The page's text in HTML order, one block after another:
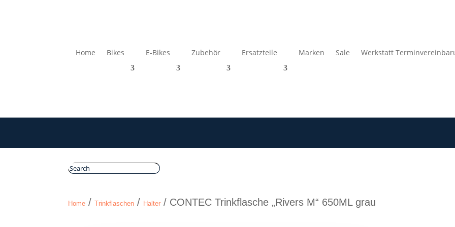
Home Bikes E-Bikes Zubehör Ersatzteile Marken Sale Werkstatt
Home /Trinkflaschen / Halter / CONTEC Trinkflasche „Rivers M“ 650ML grau